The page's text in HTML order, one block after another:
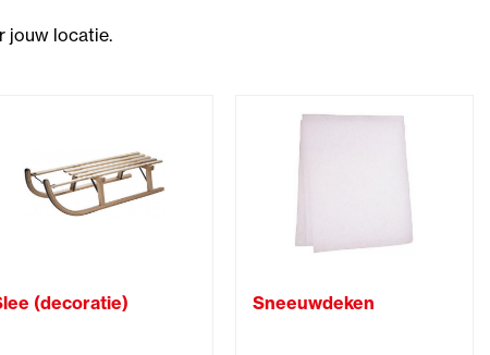
jouw locatie.
(decoratie) Sneeuwdeken